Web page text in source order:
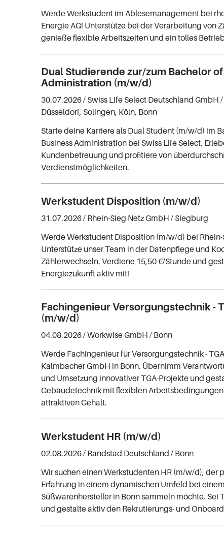
Werde Werkstudent im Ablesemanagement bei
Energie AG! Unterstütze bei der Verarbeitung von
genieße flexible Arbeitszeiten und ein tolles
Dual Studierende zur/zum Bachelor
Administration (m/w/d)
30.07.2026 / Swiss Life Select Deutschland GmbH
Düsseldorf, Solingen, Köln, Bonn
Starte deine Karriere als Dual Student (m/w/d) im
Business Administration bei Swiss Life Select.
Kundenbetreuung und profitiere von
Verdienstmöglichkeiten.
Werkstudent Disposition (m/w/d)
31.07.2026 / Rhein-Sieg Netz GmbH / Siegburg
Werde Werkstudent Disposition (m/w/d) bei
Unterstütze unser Team in der Datenpflege und
Zählerwechseln. Verdiene 15,50 €/Stunde und
Energiezukunft aktiv mit!
Fachingenieur Versorgungstechnik -
(m/w/d)
04.08.2026 /Workwise GmbH / Bonn
Werde Fachingenieur für Versorgungstechnik -
Kalmbacher GmbH in Bonn. Übernimm
und Umsetzung innovativer TGA-Projekte und
Gebäudetechnik mit flexiblen
attraktiven Gehalt.
Werkstudent HR (m/w/d)
02.08.2026 / Randstad Deutschland / Bonn
Wir suchen einen Werkstudenten HR (m/w/d), der
Erfahrung in einem dynamischen Umfeld bei
Süßwarenhersteller in Bonn sammeln möchte. Sei
und gestalte aktiv den Rekrutierungs- und